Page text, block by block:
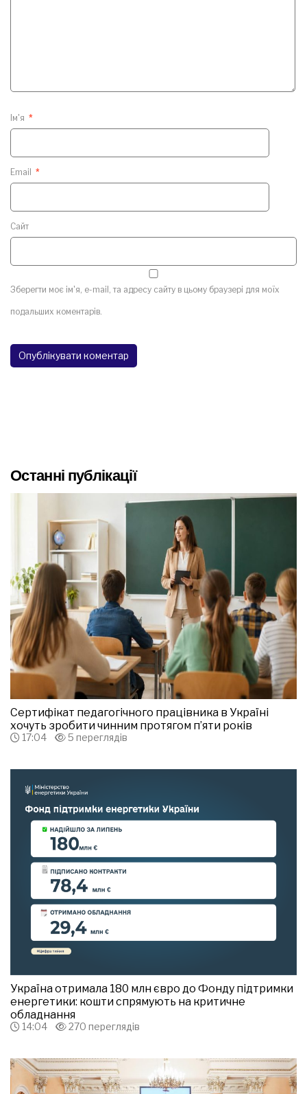
Ім'я *
Email *
Сайт
Зберегти моє ім'я, e-mail, та адресу сайту в цьому браузері для моїх
подальших коментарів.
Останні публікації
Сертифікат педагогічного працівника в Україні
хочуть зробити чинним протягом п’яти років
17:04 5 переглядів
Україна отримала 180 млн євро до Фонду підтримки
енергетики: кошти спрямують на критичне
обладнання
14:04 270 переглядів